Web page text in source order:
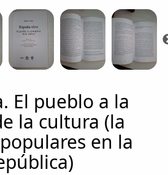
El pueblo a la
la cultura (la
en la